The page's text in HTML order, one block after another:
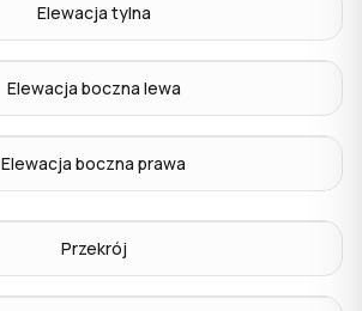
Elewacja tylna
Elewacja boczna lewa
Elewacja boczna prawa
Przekrój